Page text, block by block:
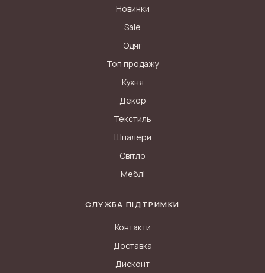
Новинки
Sale
Одяг
Топ продажу
Кухня
Декор
Текстиль
Шпалери
Світло
Меблі
СЛУЖБА ПІДТРИМКИ
Контакти
Доставка
Дисконт